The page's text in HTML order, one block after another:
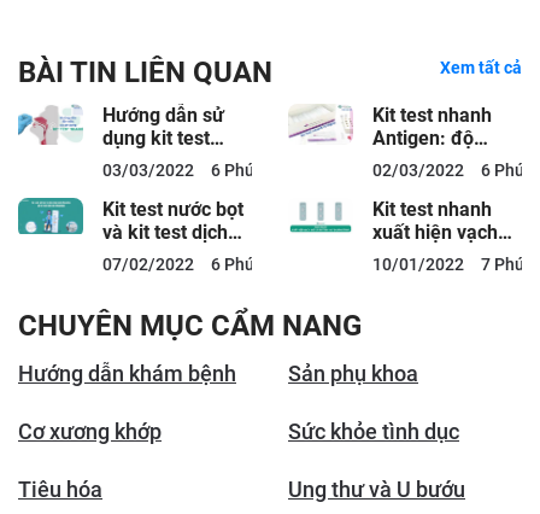
BÀI TIN LIÊN QUAN Xem tất cả
Hướng dẫn sử
dụng kit test
nhanh Covid-19
chuẩn quy trình
03/03/2022 6 Phút đọc
Kit test nhanh
Antigen: độ
chính xác và
hướng dẫn sử
dụng
02/03/2022 6 Phút
Kit test nước bọt
và kit test dịch
mũi loại nào tốt?
07/02/2022 6 Phút đọc
Kit test nhanh
xuất hiện vạch
mờ là dương tính
hay âm tính?
10/01/2022 7 Phút
CHUYÊN MỤC CẨM NANG
Hướng dẫn khám bệnh Sản phụ khoa
Cơ xương khớp Sức khỏe tình dục
Tiêu hóa Ung thư và U bướu